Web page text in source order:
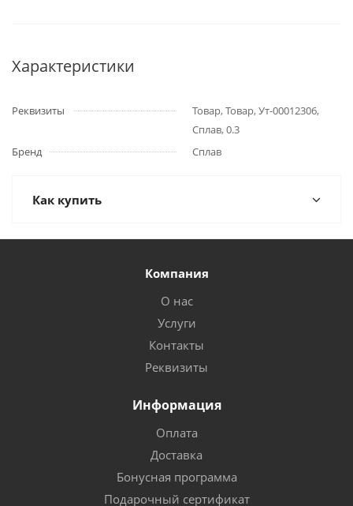
Характеристики
Реквизиты
Товар, Товар, Ут-00012306,
Сплав, 0.3
Бренд
Сплав
Как купить
Компания
О нас
Услуги
Контакты
Реквизиты
Информация
Оплата
Доставка
Бонусная программа
Подарочный сертификат